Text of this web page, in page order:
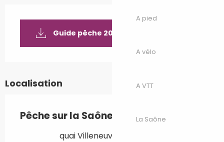
A pied
A vélo
A VTT
La Saône
Guide pêche 2025
Localisation
Pêche sur la Saône
quai Villeneuve, 70100 Gray